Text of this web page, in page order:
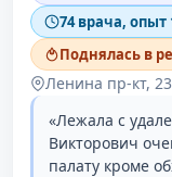
74 врача, опыт
Поднялась в
Ленина пр-кт, 23
«Лежала с
Викторович
палату кроме